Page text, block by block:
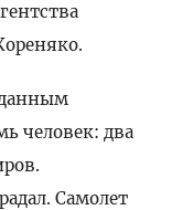
данным
человек: два
Самолет